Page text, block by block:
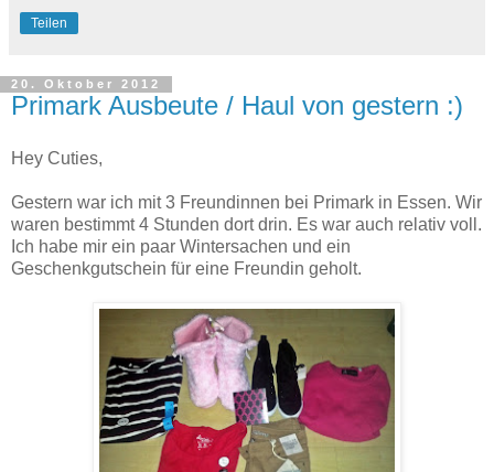
Teilen
20. Oktober 2012
Primark Ausbeute / Haul von gestern :)
Hey Cuties,
Gestern war ich mit 3 Freundinnen bei Primark in Essen. Wir
waren bestimmt 4 Stunden dort drin. Es war auch relativ voll.
Ich habe mir ein paar Wintersachen und ein
Geschenkgutschein für eine Freundin geholt.